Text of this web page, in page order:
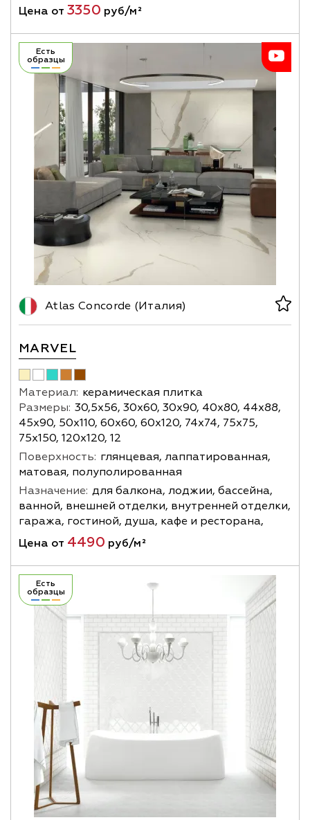
Цена от 3350 руб/м²
Есть
образцы
Atlas Concorde (Италия)
MARVEL
Материал: керамическая плитка
Размеры: 30,5х56, 30х60, 30х90, 40х80, 44х88,
45х90, 50х110, 60х60, 60х120, 74х74, 75х75,
75х150, 120х120, 12
Поверхность: глянцевая, лаппатированная,
матовая, полуполированная
Назначение: для балкона, лоджии, бассейна,
ванной, внешней отделки, внутренней отделки,
гаража, гостиной, душа, кафе и ресторана,
Цена от 4490 руб/м²
Есть
образцы